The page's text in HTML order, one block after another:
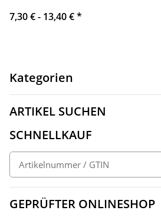
7,30 € - 13,40 €*
Kategorien
ARTIKEL SUCHEN
SCHNELLKAUF
GEPRÜFTER ONLINESHOP